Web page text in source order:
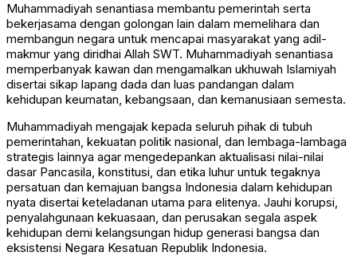
Muhammadiyah senantiasa membantu pemerintah serta
bekerjasama dengan golongan lain dalam memelihara dan
membangun negara untuk mencapai masyarakat yang adil-
makmur yang diridhai Allah SWT. Muhammadiyah senantiasa
memperbanyak kawan dan mengamalkan ukhuwah Islamiyah
disertai sikap lapang dada dan luas pandangan dalam
kehidupan keumatan, kebangsaan, dan kemanusiaan semesta.
Muhammadiyah mengajak kepada seluruh pihak di tubuh
pemerintahan, kekuatan politik nasional, dan lembaga-lambaga
strategis lainnya agar mengedepankan aktualisasi nilai-nilai
dasar Pancasila, konstitusi, dan etika luhur untuk tegaknya
persatuan dan kemajuan bangsa Indonesia dalam kehidupan
nyata disertai keteladanan utama para elitenya. Jauhi korupsi,
penyalahgunaan kekuasaan, dan perusakan segala aspek
kehidupan demi kelangsungan hidup generasi bangsa dan
eksistensi Negara Kesatuan Republik Indonesia.